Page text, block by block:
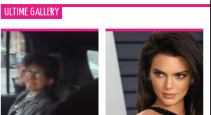
ULTIME GALLERY